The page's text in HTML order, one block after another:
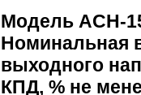
Модель ACH-
Номинальная
выходного
КПД, % не